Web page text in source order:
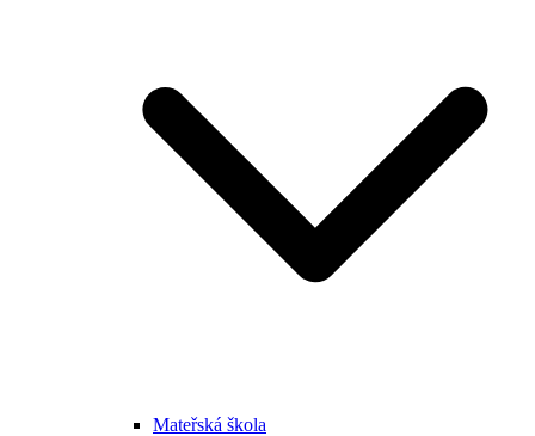
Mateřská škola